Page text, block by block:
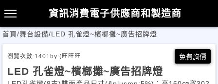
資訊消費電子供應商和製造商
首頁/舞台設備/LED 孔雀燈~檳榔攤~廣告招牌燈
瀏覽次數:1401 by:(旺旺旺 免費詢價
LED 孔雀燈~檳榔攤~廣告招牌燈